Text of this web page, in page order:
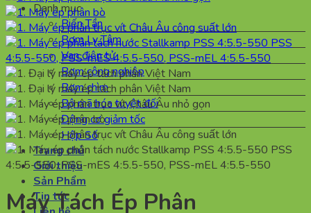
Danh mục
Biến Tần
Bơm Ly Tâm
Van điện tử
Bơm công nghiệp
Bơm chìm
Bộ mã hóa tuyệt đối
Động cơ giảm tốc
Hộp Số
Trang chủ
Giới thiệu
Sản Phẩm
Tin tức
Máy Tách Ép Phân